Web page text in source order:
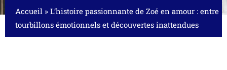
Accueil » L’histoire passionnante de Zoé en amour : entre
tourbillons émotionnels et découvertes inattendues